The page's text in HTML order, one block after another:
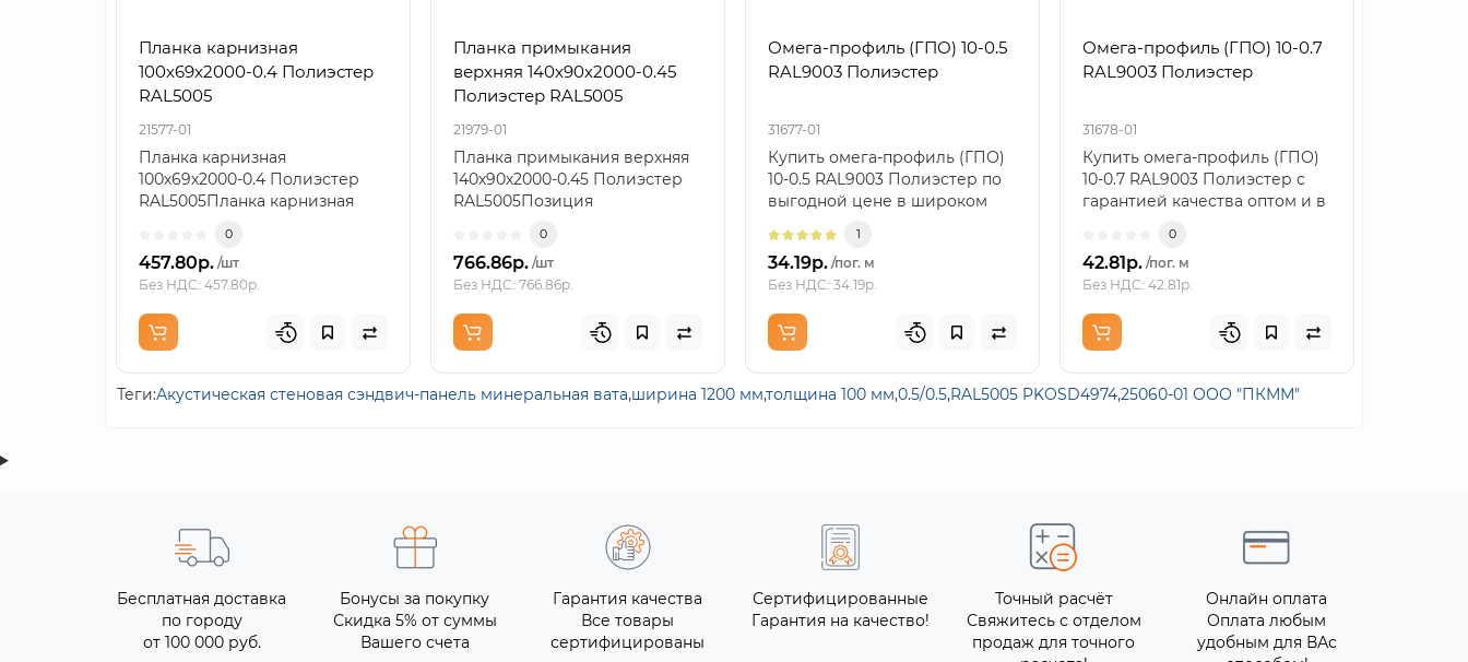
Планка карнизная
100х69х2000-0.4 Полиэстер
RAL5005
21577-01
Планка карнизная
100х69х2000-0.4 Полиэстер
RAL5005Планка карнизная
0
457.80р. /шт
Без НДС: 457.80р.
Планка примыкания
верхняя 140х90х2000-0.45
Полиэстер RAL5005
21979-01
Планка примыкания верхняя
140х90х2000-0.45 Полиэстер
RAL5005Позиция
0
766.86р. /шт
Без НДС: 766.86р.
Омега-профиль (ГПО) 10-0.5
RAL9003 Полиэстер
31677-01
Купить омега-профиль (ГПО)
10-0.5 RAL9003 Полиэстер по
выгодной цене в широком
1
34.19р. /пог. м
Без НДС: 34.19р.
Омега-профиль (ГПО) 10-0.7
RAL9003 Полиэстер
31678-01
Купить омега-профиль (ГПО)
10-0.7 RAL9003 Полиэстер с
гарантией качества оптом и в
0
42.81р. /пог. м
Без НДС: 42.81р.
Теги:Акустическая стеновая сэндвич-панель минеральная вата,ширина 1200 мм,толщина 100 мм,0.5/0.5,RAL5005 PKOSD4974,25060-01 ООО "ПКММ"
Бесплатная доставка
по городу
от 100 000 руб.
Бонусы за покупку
Скидка 5% от суммы
Вашего счета
Гарантия качества
Все товары
сертифицированы
Сертифицированные
Гарантия на качество!
Точный расчёт
Свяжитесь с отделом
продаж для точного
Онлайн оплата
Оплата любым
удобным для ВАс